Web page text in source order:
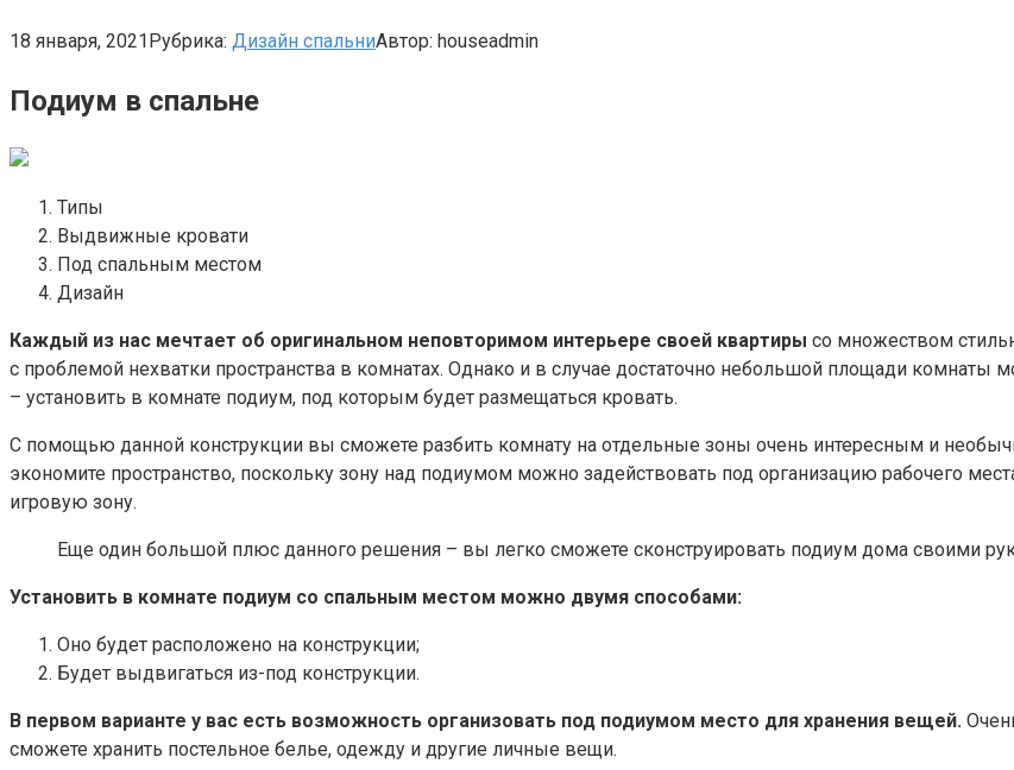
18 января, 2021Рубрика: Дизайн спальниАвтор: houseadmin
Подиум в спальне
Типы
Выдвижные кровати
Под спальным местом
Дизайн
Каждый из нас мечтает об оригинальном неповторимом интерьере своей квартиры со множеством
с проблемой нехватки пространства в комнатах. Однако и в случае достаточно небольшой площади
– установить в комнате подиум, под которым будет размещаться кровать.
С помощью данной конструкции вы сможете разбить комнату на отдельные зоны очень интересным и
экономите пространство, поскольку зону над подиумом можно задействовать под организацию рабочего
игровую зону.
Еще один большой плюс данного решения – вы легко сможете сконструировать подиум дома своими
Установить в комнате подиум со спальным местом можно двумя способами:
Оно будет расположено на конструкции;
Будет выдвигаться из-под конструкции.
В первом варианте у вас есть возможность организовать под подиумом место для хранения вещей.
сможете хранить постельное белье, одежду и другие личные вещи.